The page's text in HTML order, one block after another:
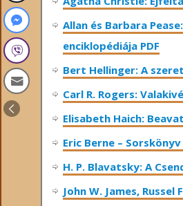
Allan és Barbara
enciklopédiája PDF
Bert Hellinger: A
Carl R. Rogers:
Elisabeth Haich:
Eric Berne – Sorskönyv
H. P. Blavatsky: A
John W. James, Russel